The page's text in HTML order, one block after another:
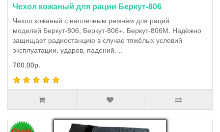
Чехол кожаный для рации Беркут-806
Чехол кожаный с наплечным ремнём для раций
моделей Беркут-806, Беркут-806+, Беркут-806М. Надёжно
защищает радиостанцию в случае тяжёлых условий
эксплуатации, ударов, падений. ..
700.00р.